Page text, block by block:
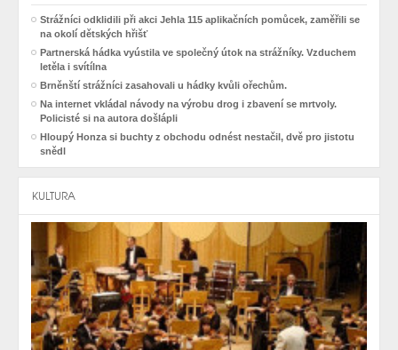
Strážníci odklidili při akci Jehla 115 aplikačních pomůcek, zaměřili se
na okolí dětských hřišť
Partnerská hádka vyústila ve společný útok na strážníky. Vzduchem
letěla i svítílna
Brněnští strážníci zasahovali u hádky kvůli ořechům.
Na internet vkládal návody na výrobu drog i zbavení se mrtvoly.
Policisté si na autora došlápli
Hloupý Honza si buchty z obchodu odnést nestačil, dvě pro jistotu
snědl
KULTURA